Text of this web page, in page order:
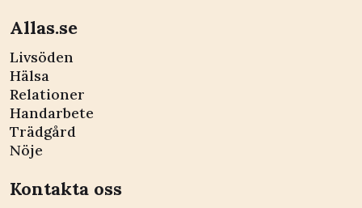
Allas.se
Livsöden
Hälsa
Relationer
Handarbete
Trädgård
Nöje
Kontakta oss